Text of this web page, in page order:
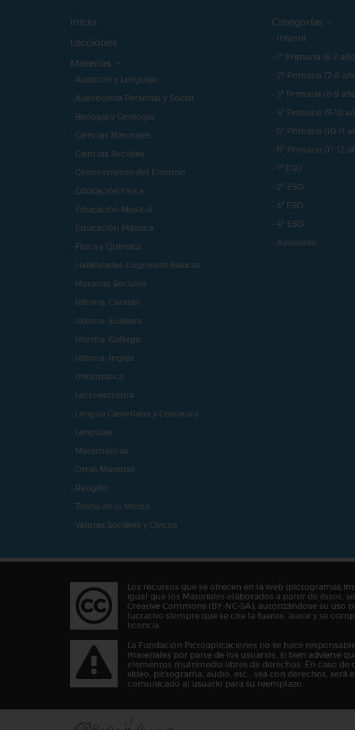
Inicio
Lecciones
Materias
- Audición y Lenguaje
- Autonomía Personal y Social
- Biología y Geología
- Ciencias Naturales
- Ciencias Sociales
- Conocimiento del Entorno
- Educación Física
- Educación Musical
- Educación Plástica
- Física y Química
- Habilidades Cognitivas Básicas
- Historias Sociales
- Idioma: Catalán
- Idioma: Euskera
- Idioma: Gallego
- Idioma: Inglés
- Informática
- Lectoescritura
- Lengua Castellana y Literatura
- Lenguaje
- Matemáticas
- Otras Materias
- Religión
- Teoría de la Mente
- Valores Sociales y Cívicos
Categorías
- Infantil
- 1º Primaria (6-7
- 2º Primaria (7-8
- 3º Primaria (8-9
- 4º Primaria (9-10
- 5º Primaria (10-11
- 6º Primaria (11-12
- 1º ESO
- 2º ESO
- 3º ESO
- 4º ESO
- Avanzado
Los recursos que se ofrecen en la web
igual que los Materiales elaborados a partir de éstos,
Creative Commons (BY-NC-SA), autorizándose su uso
lucrativo siempre que se cite la fuente, autor y se
licencia.
La Fundación Pictoaplicaciones no se hace
materiales por parte de los usuarios, si bien advierte
elementos multimedia libres de derechos. En caso de
vídeo, pictograma, audio, etc… sea con derechos, será
comunicado al usuario para su reemplazo.